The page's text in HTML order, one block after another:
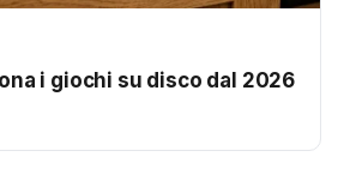
i giochi su disco dal 2026